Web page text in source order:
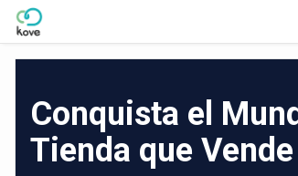
Skip to Main Content
Conquista el
Tienda que